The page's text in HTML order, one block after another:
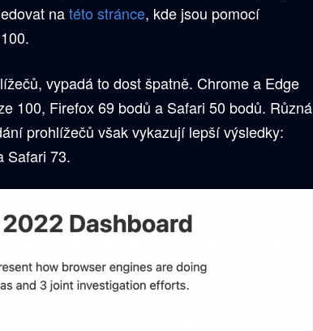
natéto stránce, kde jsou pomocí
vypadá to dost špatně. Chrome a Edge
100, Firefox 69 bodů a Safari 50 bodů. Různá
prohlížečů však vykazují lepší výsledky:
Safari 73.